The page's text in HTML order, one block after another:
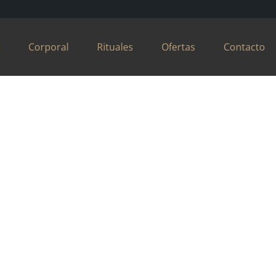
Corporal Rituales Ofertas Contacto